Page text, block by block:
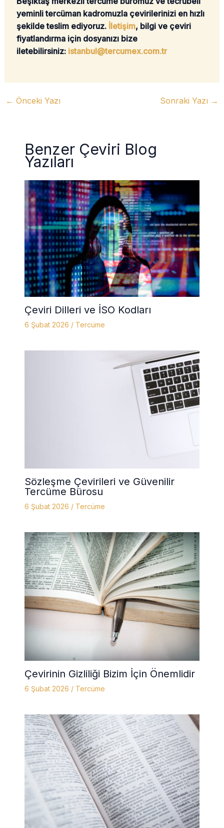
yeminli tercüman kadromuzla çevirilerinizi en hızlı
şekilde teslim ediyoruz. İletişim, bilgi ve çeviri
fiyatlandırma için dosyanızı bize
iletebilirsiniz: istanbul@tercumex.com.tr
← Önceki Yazı Sonraki Yazı →
Benzer Çeviri Blog
Yazıları
Çeviri Dilleri ve İSO Kodları
6 Şubat 2026 / Tercüme
Sözleşme Çevirileri ve Güvenilir
Tercüme Bürosu
6 Şubat 2026 / Tercüme
Çevirinin Gizliliği Bizim İçin Önemlidir
6 Şubat 2026 / Tercüme